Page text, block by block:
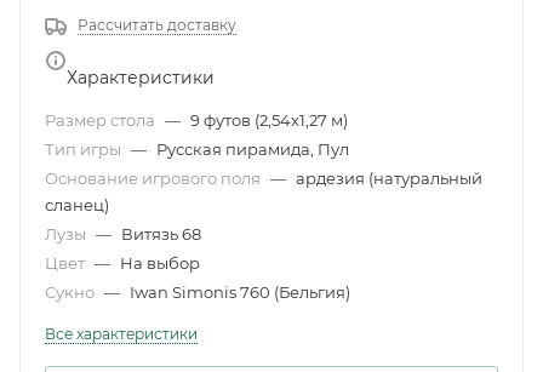
Рассчитать доставку
Характеристики
Размер стола — 9 футов (2,54x1,27 м)
Тип игры — Русская пирамида, Пул
Основание игрового поля — ардезия (натуральный
сланец)
Лузы — Витязь 68
Цвет — На выбор
Сукно — Iwan Simonis 760 (Бельгия)
Все характеристики